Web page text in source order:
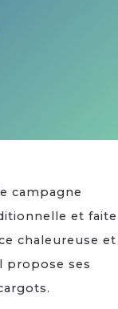
campagne
et faite
chaleureuse et
propose ses